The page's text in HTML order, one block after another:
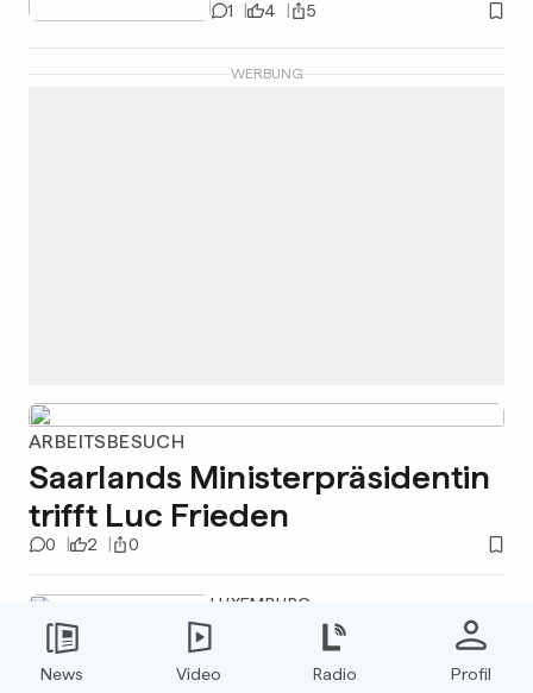
1 4 5
WERBUNG
ARBEITSBESUCH
Saarlands Ministerpräsidentin
trifft Luc Frieden
0 2 0
LUXEMBURG
Neue Umfahrung entlastet
Verkehr in Dippach
News Video Radio Profil